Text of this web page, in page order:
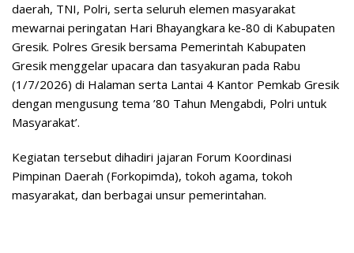
daerah, TNI, Polri, serta seluruh elemen masyarakat
mewarnai peringatan Hari Bhayangkara ke-80 di Kabupaten
Gresik. Polres Gresik bersama Pemerintah Kabupaten
Gresik menggelar upacara dan tasyakuran pada Rabu
(1/7/2026) di Halaman serta Lantai 4 Kantor Pemkab Gresik
dengan mengusung tema ’80 Tahun Mengabdi, Polri untuk
Masyarakat’.
Kegiatan tersebut dihadiri jajaran Forum Koordinasi
Pimpinan Daerah (Forkopimda), tokoh agama, tokoh
masyarakat, dan berbagai unsur pemerintahan.